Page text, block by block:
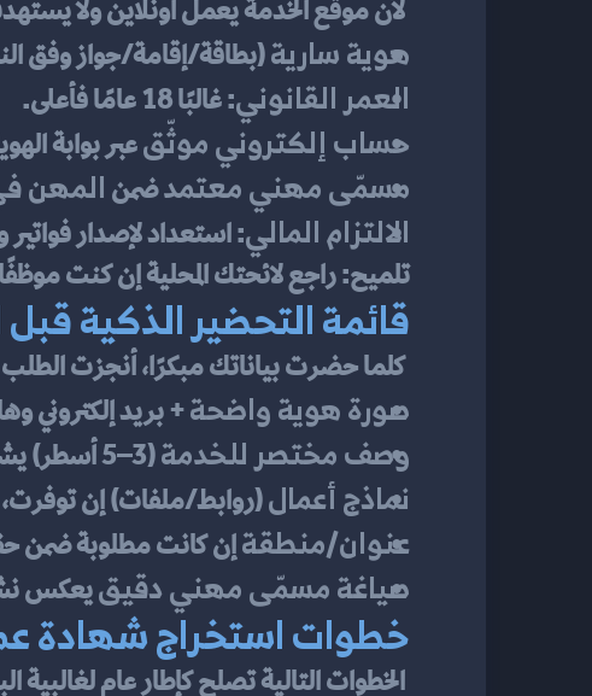
هوية سارية (بطاقة/إقامة/جواز وفق
العمر القانوني: غالبًا 18 عامًا فأعلى.
حساب إلكتروني موثّق عبر بوابة
مسمّى مهني معتمد ضمن المهن
الالتزام المالي: استعداد لإصدار
تلميح: راجع لائحتك المحلية إن كنت
قائمة التحضير الذكية قبل
كلما حضرت بياناتك مبكرًا، أنجزت الطلب بسرعة وتجنبت طلبات التعويض.
صورة هوية واضحة + بريد إلكتروني
وصف مختصر للخدمة (3–5 أسطر) يشرح القيمة والجمهور.
نماذج أعمال (روابط/ملفات) إن
عنوان/منطقة إن كانت مطلوبة ضمن
صياغة مسمّى مهني دقيق يعكس
خطوات استخراج شهادة